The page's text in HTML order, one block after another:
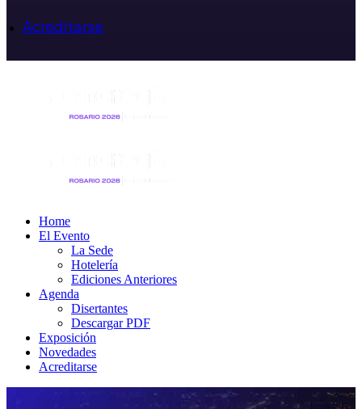
Acreditarse
Home
El Evento
La Sede
Hotelería
Ediciones Anteriores
Agenda
Disertantes
Descargar PDF
Exposición
Novedades
Acreditarse